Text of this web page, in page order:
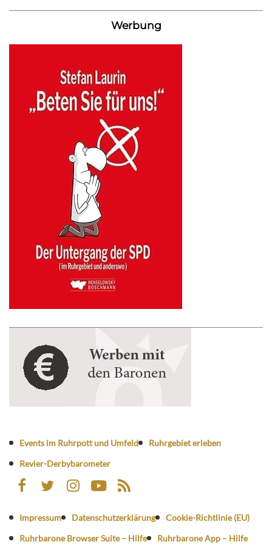
Werbung
Events im Ruhrpott und Umfeld
Ruhrgebiet erleben
Revier-Derbybarometer
Impressum Datenschutzerklärung
Cookie-Richtlinie (EU)
Ruhrbarone Browser Suite – Hilfe
Ruhrbarone App – Hilfe